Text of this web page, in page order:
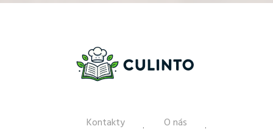
Kontakty O nás